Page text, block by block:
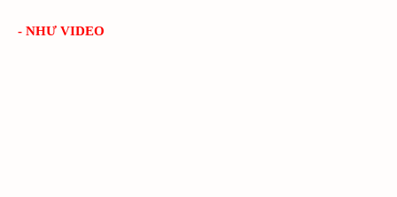
- NHƯ VIDEO